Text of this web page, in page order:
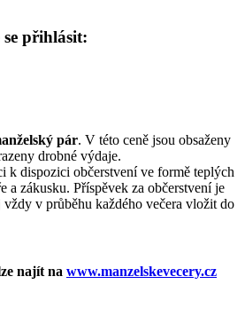
přihlásit:
pár. V této ceně jsou obsaženy
drobné výdaje.
k dispozici občerstvení ve formě teplých
a zákusku. Příspěvek za občerstvení je
v průběhu každého večera vložit do
najít na www.manzelskevecery.cz